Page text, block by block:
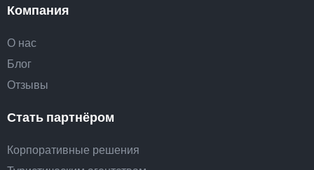
Компания
О нас
Блог
Отзывы
Стать партнёром
Корпоративные решения